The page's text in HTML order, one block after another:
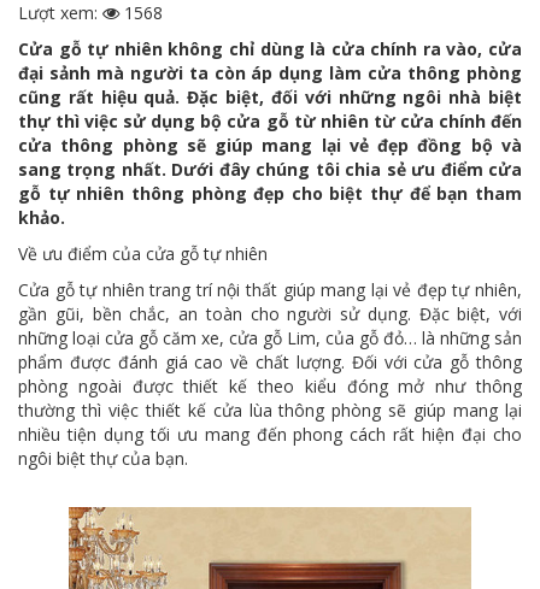
Lượt xem:
1568
Cửa gỗ tự nhiên không chỉ dùng là cửa chính ra vào, cửa
đại sảnh mà người ta còn áp dụng làm cửa thông phòng
cũng rất hiệu quả. Đặc biệt, đối với những ngôi nhà biệt
thự thì việc sử dụng bộ cửa gỗ từ nhiên từ cửa chính đến
cửa thông phòng sẽ giúp mang lại vẻ đẹp đồng bộ và
sang trọng nhất. Dưới đây chúng tôi chia sẻ ưu điểm cửa
gỗ tự nhiên thông phòng đẹp cho biệt thự để bạn tham
khảo.
Về ưu điểm của cửa gỗ tự nhiên
Cửa gỗ tự nhiên trang trí nội thất giúp mang lại vẻ đẹp tự nhiên,
gần gũi, bền chắc, an toàn cho người sử dụng. Đặc biệt, với
những loại cửa gỗ căm xe, cửa gỗ Lim, của gỗ đỏ… là những sản
phẩm được đánh giá cao về chất lượng. Đối với cửa gỗ thông
phòng ngoài được thiết kế theo kiểu đóng mở như thông
thường thì việc thiết kế cửa lùa thông phòng sẽ giúp mang lại
nhiều tiện dụng tối ưu mang đến phong cách rất hiện đại cho
ngôi biệt thự của bạn.